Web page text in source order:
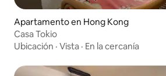
Apartamento en Hong Kong
Casa Tokio
Ubicación · Vista · En la cercanía